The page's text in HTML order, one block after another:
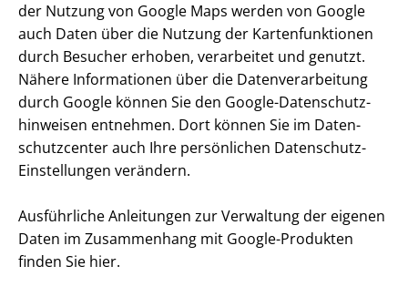
der Nutzung von Google Maps werden von Google
auch Daten über die Nutzung der Kar­ten­funk­tio­nen
durch Besucher erhoben, verarbeitet und genutzt.
Nähere Informationen über die Da­ten­ver­ar­bei­tung
durch Google können Sie den Google-Da­ten­schutz­
hin­wei­sen entnehmen. Dort können Sie im Da­ten­
schutz­cen­ter auch Ihre persönlichen Datenschutz-
Einstellungen verändern.
Ausführliche Anleitungen zur Verwaltung der eigenen
Daten im Zusammenhang mit Google-Produkten
finden Sie hier.